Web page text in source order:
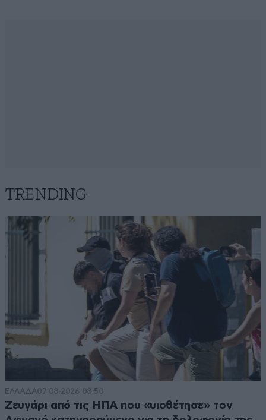
TRENDING
ΕΛΛΑΔΑ07·08·2026 08:50
Ζευγάρι από τις ΗΠΑ που «υιοθέτησε» τον